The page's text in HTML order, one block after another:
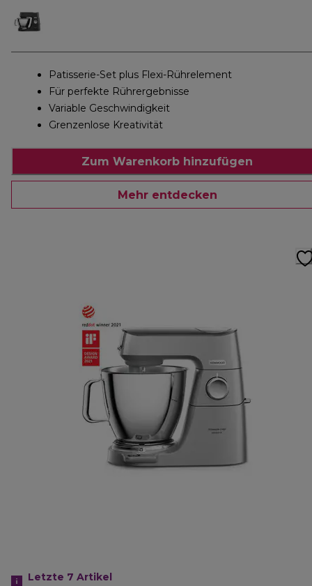
Patisserie-Set plus Flexi-Rührelement
Für perfekte Rührergebnisse
Variable Geschwindigkeit
Grenzenlose Kreativität
Zum Warenkorb hinzufügen
Mehr entdecken
Letzte 7 Artikel